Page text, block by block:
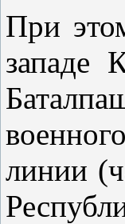
При
западе
линии